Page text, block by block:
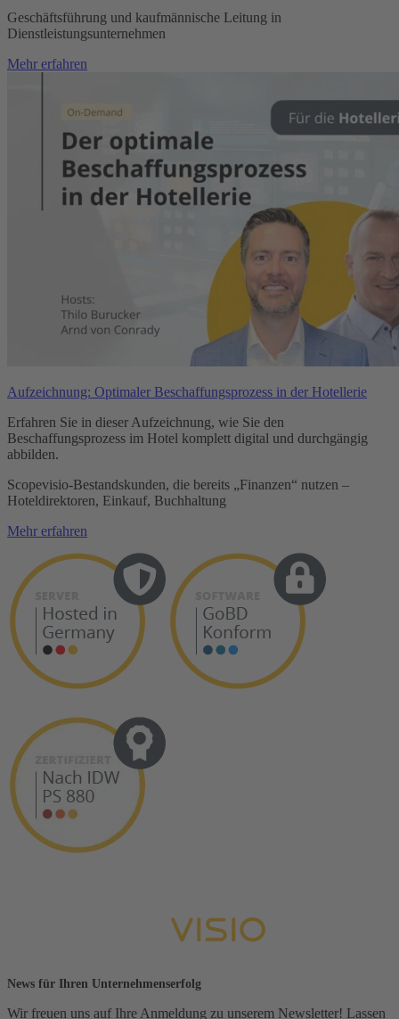
Geschäftsführung und kaufmännische Leitung in
Dienstleistungsunternehmen
Mehr erfahren
Aufzeichnung: Optimaler Beschaffungsprozess in der Hotellerie
Erfahren Sie in dieser Aufzeichnung, wie Sie den
Beschaffungsprozess im Hotel komplett digital und durchgängig
abbilden.
Scopevisio-Bestandskunden, die bereits „Finanzen“ nutzen –
Hoteldirektoren, Einkauf, Buchhaltung
Mehr erfahren
News für Ihren Unternehmenserfolg
Wir freuen uns auf Ihre Anmeldung zu unserem Newsletter! Lassen